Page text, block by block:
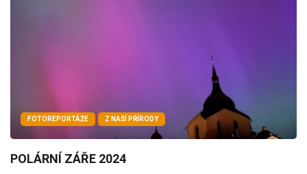
FOTOREPORTÁŽE Z NAŠÍ PŘÍRODY
POLÁRNÍ ZÁŘE 2024